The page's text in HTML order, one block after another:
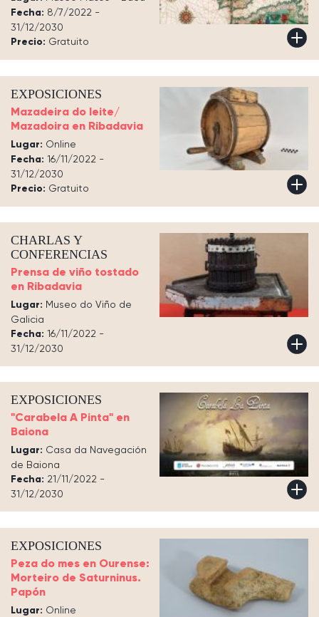
Fecha: 8/7/2022 -
31/12/2030
Precio: Gratuito
EXPOSICIONES
Mazadeira do leite/
Mazadoira en Ribadavia
Lugar: Online
Fecha: 16/11/2022 -
31/12/2030
Precio: Gratuito
CHARLAS Y
CONFERENCIAS
Prensa de viño tostado
en Ribadavia
Lugar: Museo do Viño de
Galicia
Fecha: 16/11/2022 -
31/12/2030
EXPOSICIONES
"Carabela A Pinta" en
Baiona
Lugar: Casa da Navegación
de Baiona
Fecha: 21/11/2022 -
31/12/2030
EXPOSICIONES
Peza do mes en Ourense:
Morteiro de Saturninus.
Papón
Lugar: Online